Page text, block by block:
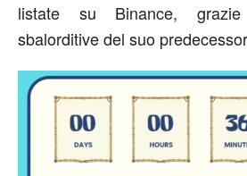
listate su Binance,
sbalorditive del suo